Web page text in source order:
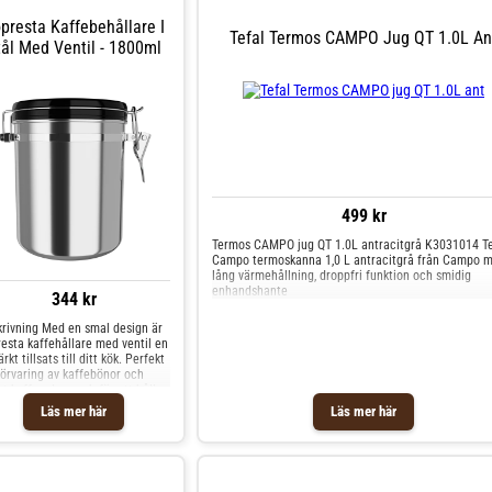
Kaffebehållare I
Med Ventil - 1800ml
344 kr
Läs mer här
Med en smal design är
kaffehållare med ventil en
tillsats till ditt kök. Perfekt
av kaffebönor och
kaffepulver, och för att hålla
fram till utgångsdatumet.
när som helst njuta av en
färskt, väldoftande och läckert
Tefal Termos CAMPO Jug QT 1.0L
499 kr
Läs mer här
Termos CAMPO jug QT 1.0L antracitgrå K3031014
Campo termoskanna 1,0 L antracitgrå från Campo
lång värmehållning, droppfri funktion och smidig
enhandshante